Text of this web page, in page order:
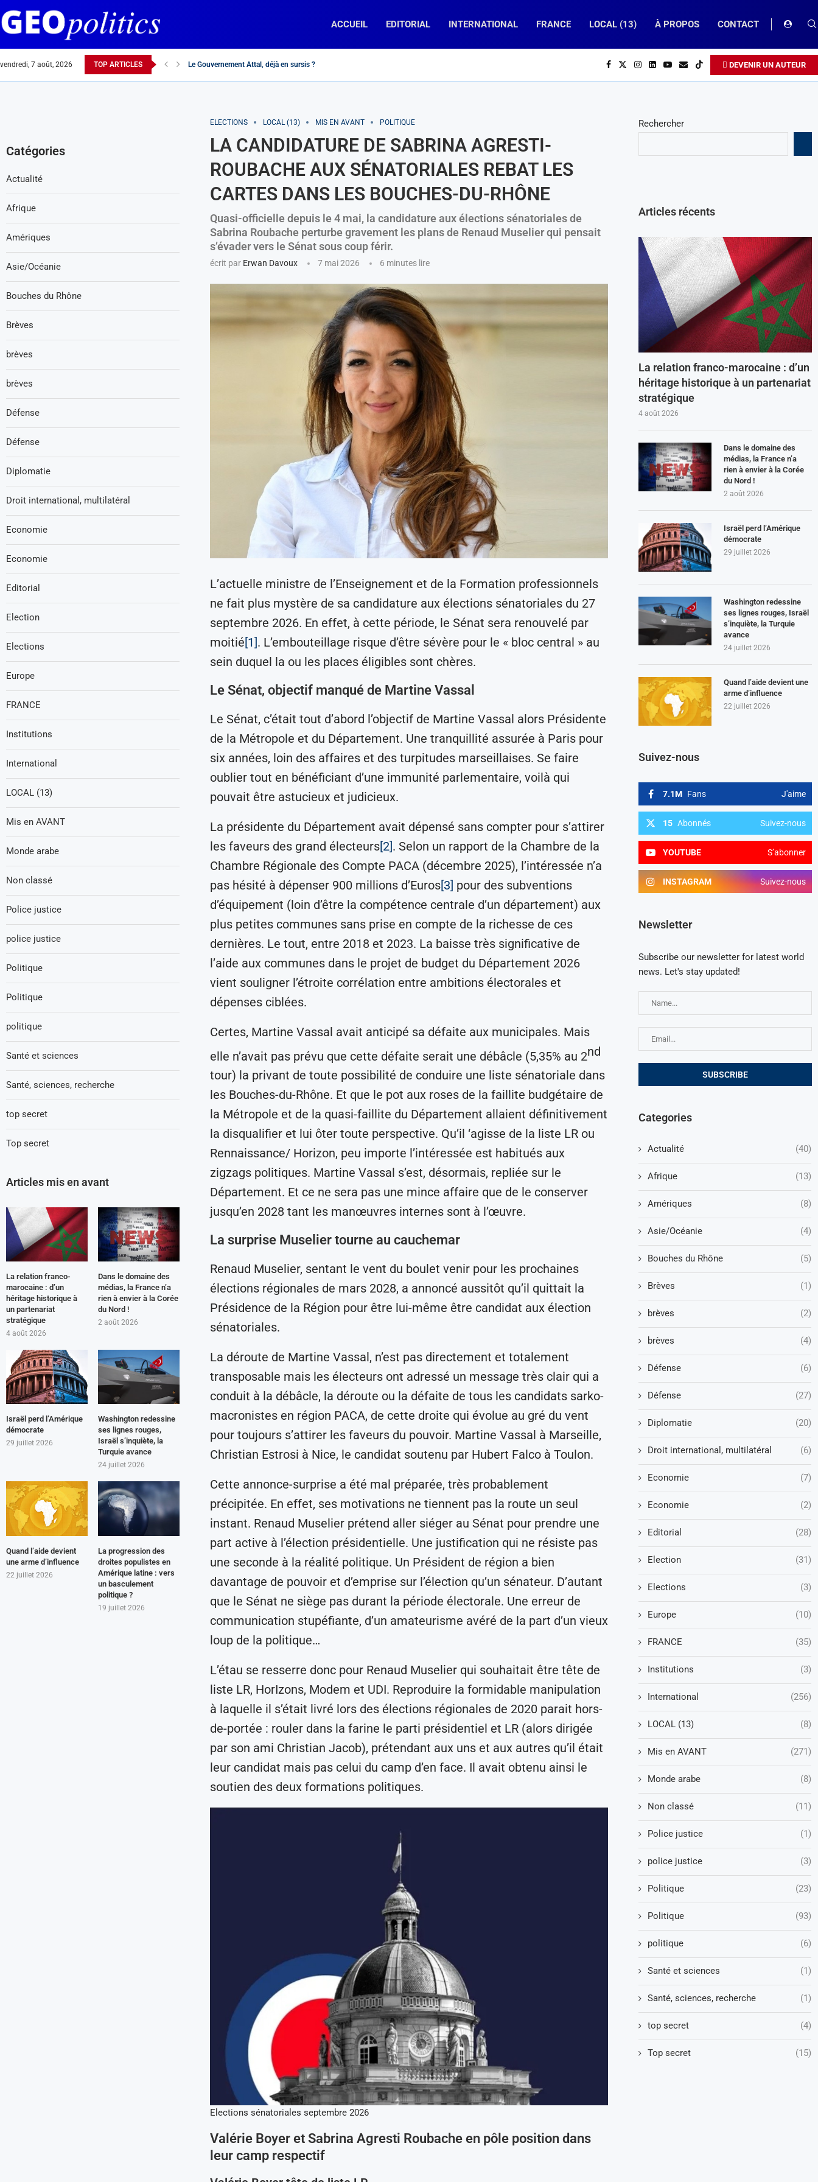
ACCUEIL EDITORIAL INTERNATIONAL FRANCE LOCAL (13) À PROPOS CONTACT
vendredi, 7 août, 2026 TOP ARTICLES Le Gouvernement Attal, déjà en sursis ?
Elections européennes : « Rassemblement National » et « La France Insoumise », des chemins...
Interview de Monsieur Abdoulkader Kamil Mohamed, Premier ministre de Djibouti
La langue française au Maghreb : « fin de la divine idylle »...
Réchauffement France-Maroc : encore un effort !
Dans l’affaire de l’UNRWA, la diplomatie macronienne telle un mouton de...
Hannibal, source d’inspiration pour Napoléon
Rachida Dati « n’ayez pas peur » dit-elle…
France-Maroc : alliés ou concurrents en Afrique Subsaharienne?
Pourquoi l’hydre antisémite prospère-t-elle en France (et ailleurs…) ?
DEVENIR UN AUTEUR
ELECTIONS LOCAL (13) MIS EN AVANT POLITIQUE
LA CANDIDATURE DE SABRINA AGRESTI-
ROUBACHE AUX SÉNATORIALES REBAT LES
CARTES DANS LES BOUCHES-DU-RHÔNE
Quasi-officielle depuis le 4 mai, la candidature aux élections sénatoriales de
Sabrina Roubache perturbe gravement les plans de Renaud Muselier qui pensait
s’évader vers le Sénat sous coup férir.
écrit par Erwan Davoux 7 mai 2026 6 minutes lire
L’actuelle ministre de l’Enseignement et de la Formation professionnels
ne fait plus mystère de sa candidature aux élections sénatoriales du 27
septembre 2026. En effet, à cette période, le Sénat sera renouvelé par
moitié[1]. L’embouteillage risque d’être sévère pour le « bloc central » au
sein duquel la ou les places éligibles sont chères.
Le Sénat, objectif manqué de Martine Vassal
Le Sénat, c’était tout d’abord l’objectif de Martine Vassal alors Présidente
de la Métropole et du Département. Une tranquillité assurée à Paris pour
six années, loin des affaires et des turpitudes marseillaises. Se faire
oublier tout en bénéficiant d’une immunité parlementaire, voilà qui
pouvait être astucieux et judicieux.
La présidente du Département avait dépensé sans compter pour s’attirer
les faveurs des grand électeurs[2]. Selon un rapport de la Chambre de la
Chambre Régionale des Compte PACA (décembre 2025), l’intéressée n’a
pas hésité à dépenser 900 millions d’Euros[3] pour des subventions
d’équipement (loin d’être la compétence centrale d’un département) aux
plus petites communes sans prise en compte de la richesse de ces
dernières. Le tout, entre 2018 et 2023. La baisse très significative de
l’aide aux communes dans le projet de budget du Département 2026
vient souligner l’étroite corrélation entre ambitions électorales et
dépenses ciblées.
Certes, Martine Vassal avait anticipé sa défaite aux municipales. Mais
elle n’avait pas prévu que cette défaite serait une débâcle (5,35% au 2nd
tour) la privant de toute possibilité de conduire une liste sénatoriale dans
les Bouches-du-Rhône. Et que le pot aux roses de la faillite budgétaire de
la Métropole et de la quasi-faillite du Département allaient définitivement
la disqualifier et lui ôter toute perspective. Qu’il ‘agisse de la liste LR ou
Rennaissance/ Horizon, peu importe l’intéressée est habitués aux
zigzags politiques. Martine Vassal s’est, désormais, repliée sur le
Département. Et ce ne sera pas une mince affaire que de le conserver
jusqu’en 2028 tant les manœuvres internes sont à l’œuvre.
La surprise Muselier tourne au cauchemar
Renaud Muselier, sentant le vent du boulet venir pour les prochaines
élections régionales de mars 2028, a annoncé aussitôt qu’il quittait la
Présidence de la Région pour être lui-même être candidat aux élection
sénatoriales.
La déroute de Martine Vassal, n’est pas directement et totalement
transposable mais les électeurs ont adressé un message très clair qui a
conduit à la débâcle, la déroute ou la défaite de tous les candidats sarko-
macronistes en région PACA, de cette droite qui évolue au gré du vent
pour toujours s’attirer les faveurs du pouvoir. Martine Vassal à Marseille,
Christian Estrosi à Nice, le candidat soutenu par Hubert Falco à Toulon.
Cette annonce-surprise a été mal préparée, très probablement
précipitée. En effet, ses motivations ne tiennent pas la route un seul
instant. Renaud Muselier prétend aller siéger au Sénat pour prendre une
part active à l’élection présidentielle. Une justification qui ne résiste pas
une seconde à la réalité politique. Un Président de région a bien
davantage de pouvoir et d’emprise sur l’élection qu’un sénateur. D’autant
que le Sénat ne siège pas durant la période électorale. Une erreur de
communication stupéfiante, d’un amateurisme avéré de la part d’un vieux
loup de la politique…
L’étau se resserre donc pour Renaud Muselier qui souhaitait être tête de
liste LR, HorIzons, Modem et UDI. Reproduire la formidable manipulation
à laquelle il s’était livré lors des élections régionales de 2020 parait hors-
de-portée : rouler dans la farine le parti présidentiel et LR (alors dirigée
par son ami Christian Jacob), prétendant aux uns et aux autres qu’il était
leur candidat mais pas celui du camp d’en face. Il avait obtenu ainsi le
soutien des deux formations politiques.
Elections sénatoriales septembre 2026
Valérie Boyer et Sabrina Agresti Roubache en pôle position dans
leur camp respectif
Rechercher
Articles récents
La relation franco-marocaine : d’un
héritage historique à un partenariat
stratégique
4 août 2026
Dans le domaine des
médias, la France n’a
rien à envier à la Corée
du Nord !
2 août 2026
Israël perd l’Amérique
démocrate
29 juillet 2026
Washington redessine
ses lignes rouges, Israël
s’inquiète, la Turquie
avance
24 juillet 2026
Quand l’aide devient une
arme d’influence
22 juillet 2026
Suivez-nous
7.1M Fans J'aime
15 Abonnés Suivez-nous
YOUTUBE S’abonner
INSTAGRAM Suivez-nous
Newsletter
Subscribe our newsletter for latest world
news. Let's stay updated!
Categories
Actualité (40)
Afrique (13)
Amériques (8)
Asie/Océanie (4)
Bouches du Rhône (5)
Brèves (1)
brèves (2)
brèves (4)
Défense (6)
Défense (27)
Diplomatie (20)
Droit international, multilatéral (6)
Economie (7)
Economie (2)
Editorial (28)
Election (31)
Elections (3)
Europe (10)
FRANCE (35)
Institutions (3)
International (256)
LOCAL (13) (8)
Mis en AVANT (271)
Monde arabe (8)
Non classé (11)
Police justice (1)
police justice (3)
Politique (23)
Politique (93)
politique (6)
Santé et sciences (1)
Santé, sciences, recherche (1)
top secret (4)
Top secret (15)
Catégories
Actualité
Afrique
Amériques
Asie/Océanie
Bouches du Rhône
Brèves
brèves
brèves
Défense
Défense
Diplomatie
Droit international, multilatéral
Economie
Economie
Editorial
Election
Elections
Europe
FRANCE
Institutions
International
LOCAL (13)
Mis en AVANT
Monde arabe
Non classé
Police justice
police justice
Politique
Politique
politique
Santé et sciences
Santé, sciences, recherche
top secret
Top secret
Articles mis en avant
La relation franco-
marocaine : d’un
héritage historique à
un partenariat
stratégique
4 août 2026
Dans le domaine des
médias, la France n’a
rien à envier à la Corée
du Nord !
2 août 2026
Israël perd l’Amérique
démocrate
29 juillet 2026
Washington redessine
ses lignes rouges,
Israël s’inquiète, la
Turquie avance
24 juillet 2026
Quand l’aide devient
une arme d’influence
22 juillet 2026
La progression des
droites populistes en
Amérique latine : vers
un basculement
politique ?
19 juillet 2026